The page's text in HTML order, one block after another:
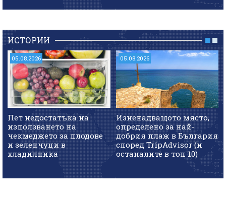
ИСТОРИИ
05.08.2026
Пет недостатъка на
използването на
чекмеджето за плодове
и зеленчуци в
хладилника
05.08.2026
Изненадващото място,
определено за най-
добрия плаж в България
според TripAdvisor (и
останалите в топ 10)